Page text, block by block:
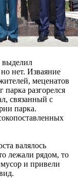
выделил
нет. Изваяние
меценатов
парка разгорелся
связанный с
парка.
валялось
лежали рядом, то
и привели